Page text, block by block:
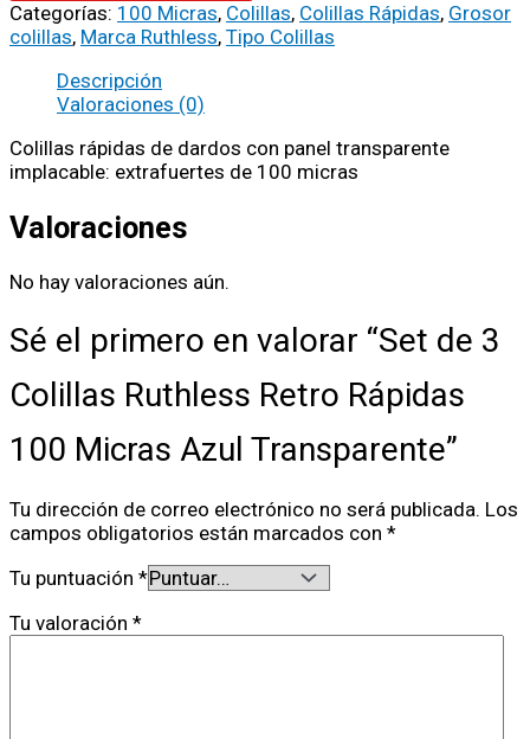
Categorías: 100 Micras, Colillas, Colillas Rápidas, Grosor
colillas, Marca Ruthless, Tipo Colillas
Descripción
Valoraciones (0)
Colillas rápidas de dardos con panel transparente
implacable: extrafuertes de 100 micras
Valoraciones
No hay valoraciones aún.
Sé el primero en valorar “Set de 3
Colillas Ruthless Retro Rápidas
100 Micras Azul Transparente”
Tu dirección de correo electrónico no será publicada. Los
campos obligatorios están marcados con *
Tu puntuación *
Tu valoración *